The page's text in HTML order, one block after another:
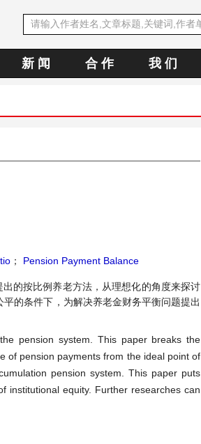
新 闻 合 作 我 们
； Pension Payment Balance
的按比例养老方法，从理想化的角度来探讨
的条件下，为解决养老金财务平衡问题提出
pension system. This paper breaks the
of pension payments from the ideal point of
pension system. This paper puts
institutional equity. Further researches can